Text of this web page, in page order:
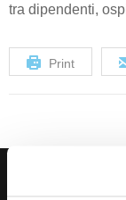
tra dipendenti,
Print
Iscriviti alla